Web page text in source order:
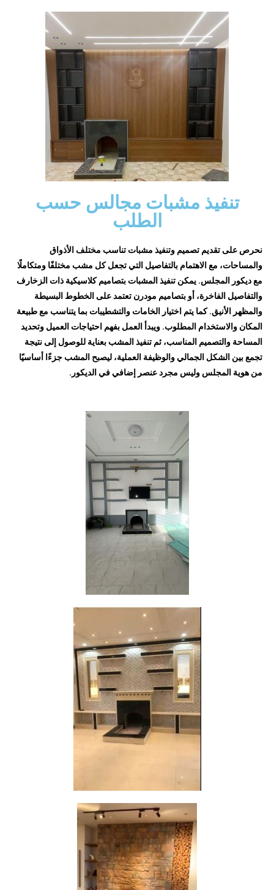
تنفيذ مشبات مجالس حسب
الطلب
نحرص على تقديم تصميم وتنفيذ مشبات تناسب مختلف الأذواق
والمساحات، مع الاهتمام بالتفاصيل التي تجعل كل مشب مختلفًا ومتكاملًا
مع ديكور المجلس. يمكن تنفيذ المشبات بتصاميم كلاسيكية ذات الزخارف
والتفاصيل الفاخرة، أو بتصاميم مودرن تعتمد على الخطوط البسيطة
والمظهر الأنيق. كما يتم اختيار الخامات والتشطيبات بما يتناسب مع طبيعة
المكان والاستخدام المطلوب. ويبدأ العمل بفهم احتياجات العميل وتحديد
المساحة والتصميم المناسب، ثم تنفيذ المشب بعناية للوصول إلى نتيجة
تجمع بين الشكل الجمالي والوظيفة العملية، ليصبح المشب جزءًا أساسيًا
من هوية المجلس وليس مجرد عنصر إضافي في الديكور.